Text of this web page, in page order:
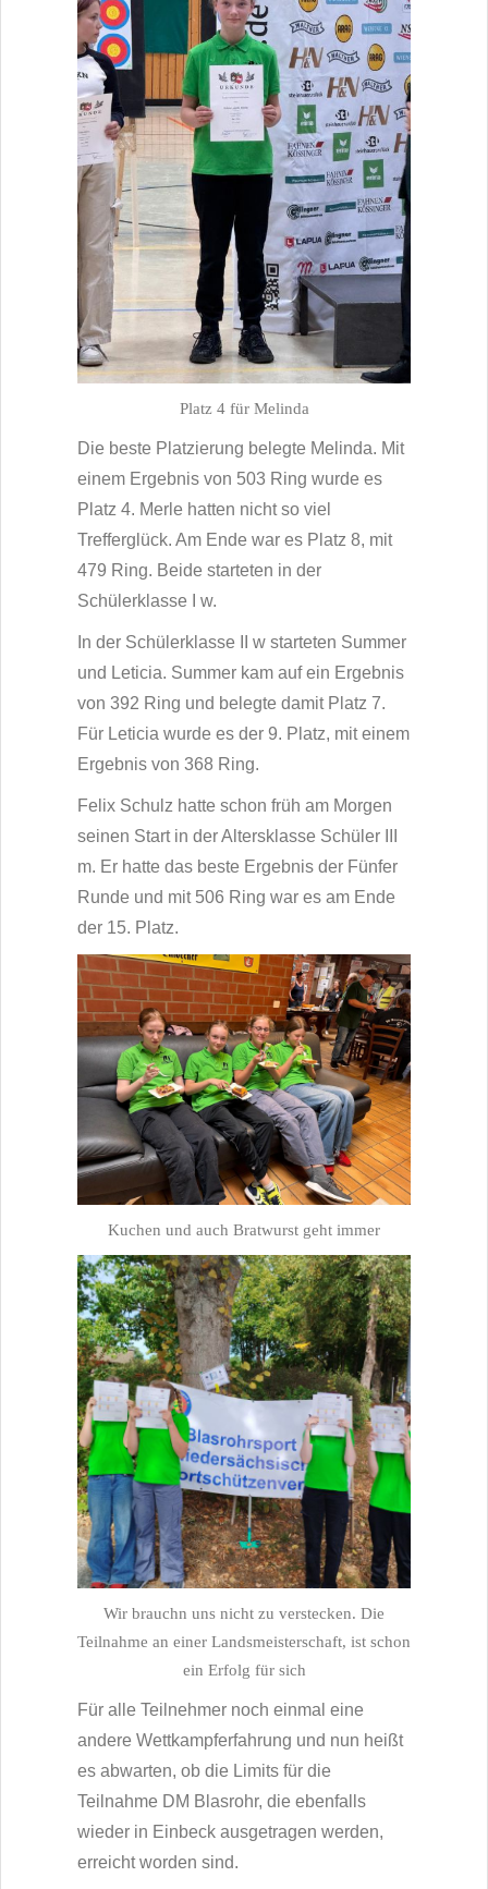
Platz 4 für Melinda
Die beste Platzierung belegte Melinda. Mit
einem Ergebnis von 503 Ring wurde es
Platz 4. Merle hatten nicht so viel
Trefferglück. Am Ende war es Platz 8, mit
479 Ring. Beide starteten in der
Schülerklasse I w.
In der Schülerklasse II w starteten Summer
und Leticia. Summer kam auf ein Ergebnis
von 392 Ring und belegte damit Platz 7.
Für Leticia wurde es der 9. Platz, mit einem
Ergebnis von 368 Ring.
Felix Schulz hatte schon früh am Morgen
seinen Start in der Altersklasse Schüler III
m. Er hatte das beste Ergebnis der Fünfer
Runde und mit 506 Ring war es am Ende
der 15. Platz.
Kuchen und auch Bratwurst geht immer
Wir brauchn uns nicht zu verstecken. Die
Teilnahme an einer Landsmeisterschaft, ist schon
ein Erfolg für sich
Für alle Teilnehmer noch einmal eine
andere Wettkampferfahrung und nun heißt
es abwarten, ob die Limits für die
Teilnahme DM Blasrohr, die ebenfalls
wieder in Einbeck ausgetragen werden,
erreicht worden sind.